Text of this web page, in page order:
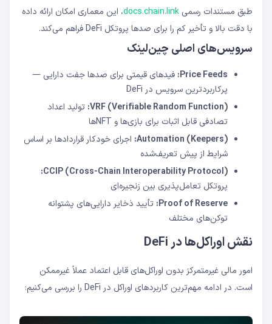
طبق مستندات رسمی docs.chain.link، این معماری امکان ارائه داده
با دقت بالا و تأخیر کم را برای صدها پروتکل DeFi فراهم می‌کند.
سرویس‌های اصلی چین‌لینک
Price Feeds: فیدهای قیمتی برای صدها جفت دارایی —
پرکاربردترین سرویس در DeFi
VRF (Verifiable Random Function): تولید اعداد
تصادفی قابل اثبات برای بازی‌ها و NFTها
Automation (Keepers): اجرای خودکار قراردادها بر اساس
شرایط از پیش تعریف‌شده
CCIP (Cross-Chain Interoperability Protocol):
پروتکل تعامل‌پذیری بین زنجیره‌ای
Proof of Reserve: تأیید ذخایر دارایی‌های پشتوانه
توکن‌های مختلف
نقش اوراکل‌ها در DeFi
امور مالی غیرمتمرکز بدون اوراکل‌های قابل اعتماد عملاً غیرممکن
است. در ادامه مهم‌ترین کاربردهای اوراکل در DeFi را بررسی می‌کنیم: